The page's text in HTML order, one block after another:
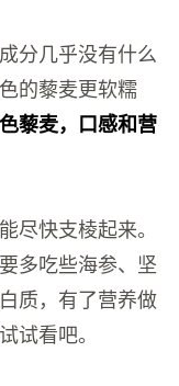
分几乎没有什么
的藜麦更软糯
藜麦，口感和营
尽快支棱起来。
多吃些海参、坚
质，有了营养做
试看吧。